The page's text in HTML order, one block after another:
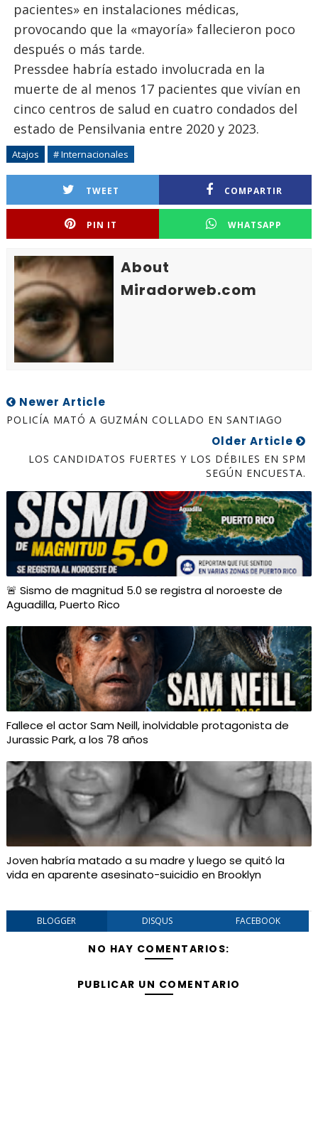
pacientes» en instalaciones médicas,
provocando que la «mayoría» fallecieron poco
después o más tarde.
Pressdee habría estado involucrada en la
muerte de al menos 17 pacientes que vivían en
cinco centros de salud en cuatro condados del
estado de Pensilvania entre 2020 y 2023.
Atajos # Internacionales
TWEET COMPARTIR
PIN IT WHATSAPP
About
Miradorweb.com
Newer Article
POLICÍA MATÓ A GUZMÁN COLLADO EN SANTIAGO
Older Article
LOS CANDIDATOS FUERTES Y LOS DÉBILES EN SPM
SEGÚN ENCUESTA.
🚨 Sismo de magnitud 5.0 se registra al noroeste de
Aguadilla, Puerto Rico
Fallece el actor Sam Neill, inolvidable protagonista de
Jurassic Park, a los 78 años
Joven habría matado a su madre y luego se quitó la
vida en aparente asesinato-suicidio en Brooklyn
BLOGGER DISQUS FACEBOOK
NO HAY COMENTARIOS:
PUBLICAR UN COMENTARIO